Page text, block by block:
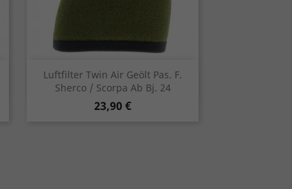
Luftfilter Twin Air Geölt Pas. F.
Sherco / Scorpa Ab Bj. 24
Preis
23,90 €
Vorschau